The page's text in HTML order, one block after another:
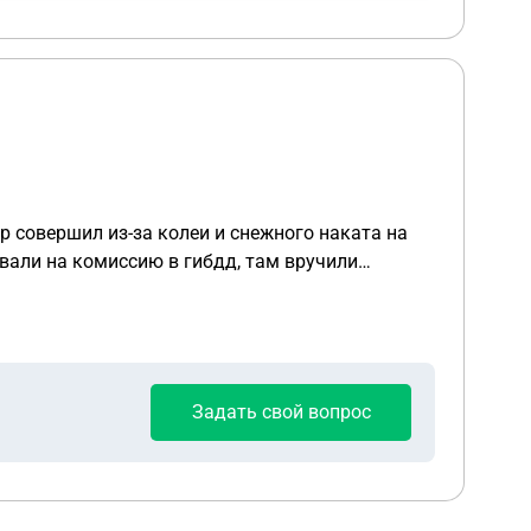
в сводный список через Минстрой РС(Я),
составить
Задать свой вопрос